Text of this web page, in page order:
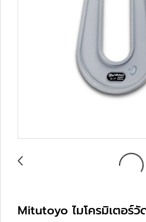
Mitutoyo ไมโครมิเตอร์